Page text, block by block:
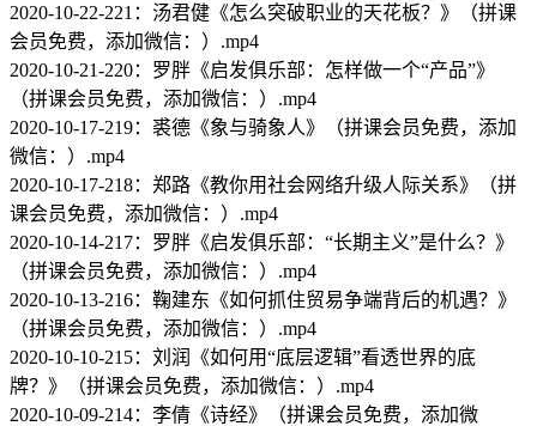
2020-10-22-221：汤君健《怎么突破职业的天花板？》（拼课
会员免费，添加微信：）.mp4
2020-10-21-220：罗胖《启发俱乐部：怎样做一个“产品”》
（拼课会员免费，添加微信：）.mp4
2020-10-17-219：裘德《象与骑象人》（拼课会员免费，添加
微信：）.mp4
2020-10-17-218：郑路《教你用社会网络升级人际关系》（拼
课会员免费，添加微信：）.mp4
2020-10-14-217：罗胖《启发俱乐部：“长期主义”是什么？》
（拼课会员免费，添加微信：）.mp4
2020-10-13-216：鞠建东《如何抓住贸易争端背后的机遇？》
（拼课会员免费，添加微信：）.mp4
2020-10-10-215：刘润《如何用“底层逻辑”看透世界的底
牌？》（拼课会员免费，添加微信：）.mp4
2020-10-09-214：李倩《诗经》（拼课会员免费，添加微